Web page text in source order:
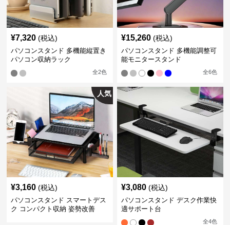
¥7,320 (税込)
パソコンスタンド 多機能縦置き
パソコン収納ラック
全2色
¥15,260 (税込)
パソコンスタンド 多機能調整可
能モニタースタンド
全6色
人気
¥3,160 (税込)
パソコンスタンド スマートデス
ク コンパクト収納 姿勢改善
¥3,080 (税込)
パソコンスタンド デスク作業快
適サポート台
全4色